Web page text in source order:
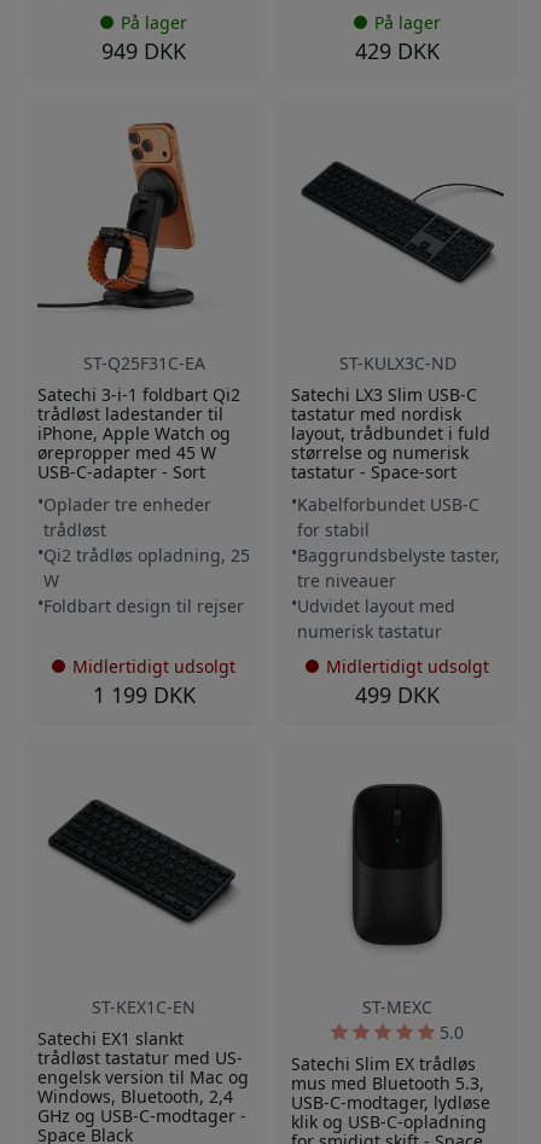
På lager
949 DKK
På lager
429 DKK
ST-Q25F31C-EA
Satechi 3-i-1 foldbart Qi2
trådløst ladestander til
iPhone, Apple Watch og
ørepropper med 45 W
USB-C-adapter - Sort
Oplader tre enheder
trådløst
Qi2 trådløs opladning, 25
W
Foldbart design til rejser
Midlertidigt udsolgt
1 199 DKK
ST-KULX3C-ND
Satechi LX3 Slim USB-C
tastatur med nordisk
layout, trådbundet i fuld
størrelse og numerisk
tastatur - Space-sort
Kabelforbundet USB-C
for stabil
Baggrundsbelyste taster,
tre niveauer
Udvidet layout med
numerisk tastatur
Midlertidigt udsolgt
499 DKK
ST-KEX1C-EN
Satechi EX1 slankt
trådløst tastatur med US-
engelsk version til Mac og
Windows, Bluetooth, 2,4
GHz og USB-C-modtager -
Space Black
ST-MEXC
5.0
Satechi Slim EX trådløs
mus med Bluetooth 5.3,
USB-C-modtager, lydløse
klik og USB-C-opladning